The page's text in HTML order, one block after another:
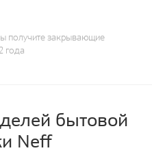
получите закрывающие
года
бытовой
Neff